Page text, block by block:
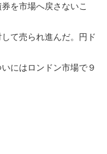
を市場へ戻さないこ
て売られ進んだ。円ド
にはロンドン市場で９